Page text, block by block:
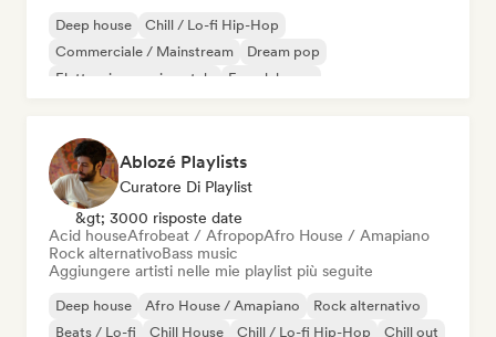
Deep house
Chill / Lo-fi Hip-Hop
Commerciale / Mainstream
Dream pop
Elettronica sperimentale
French house
Ablozé Playlists
Curatore Di Playlist
&gt; 3000 risposte date
Acid houseAfrobeat / AfropopAfro House / Amapiano
Rock alternativoBass music
Aggiungere artisti nelle mie playlist più seguite
Deep house Afro House / Amapiano
Rock alternativo
Beats / Lo-fi
Chill House Chill / Lo-fi Hip-Hop Chill out